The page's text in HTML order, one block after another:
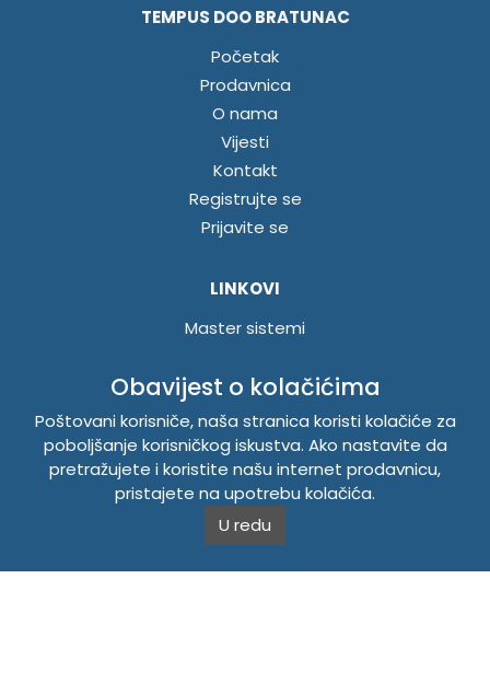
TEMPUS DOO BRATUNAC
Početak
Prodavnica
O nama
Vijesti
Kontakt
Registrujte se
Prijavite se
LINKOVI
Master sistemi
Akcije
INFORMACIJE
Politika o kolačićima
Uslovi korištenja
Politika privatnosti
Obavijest o kolačićima
Poštovani korisniče, naša stranica koristi kolačiće za
poboljšanje korisničkog iskustva. Ako nastavite da
pretražujete i koristite našu internet prodavnicu,
pristajete na upotrebu kolačića.
U redu